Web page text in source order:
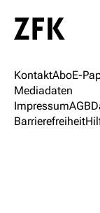
KontaktAboE-
Mediadaten
ImpressumAGB
Barrierefreiheit